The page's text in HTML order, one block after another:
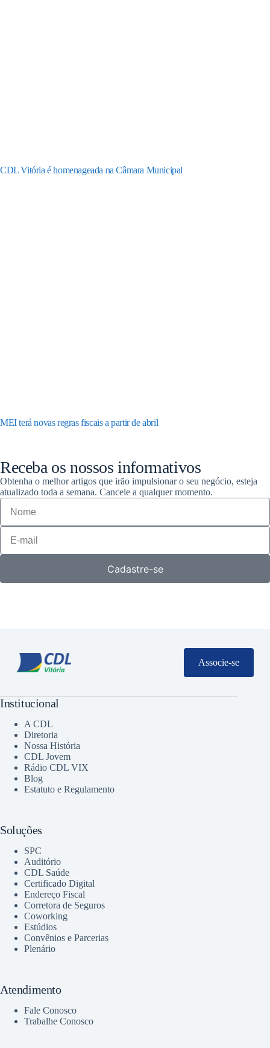
CDL Vitória é homenageada na Câmara Municipal
MEI terá novas regras fiscais a partir de abril
Receba os nossos informativos
Obtenha o melhor artigos que irão impulsionar o seu negócio, esteja
atualizado toda a semana. Cancele a qualquer momento.
Cadastre-se
Associe-se
Institucional
A CDL
Diretoria
Nossa História
CDL Jovem
Rádio CDL VIX
Blog
Estatuto e Regulamento
Soluções
SPC
Auditório
CDL Saúde
Certificado Digital
Endereço Fiscal
Corretora de Seguros
Coworking
Estúdios
Convênios e Parcerias
Plenário
Atendimento
Fale Conosco
Trabalhe Conosco